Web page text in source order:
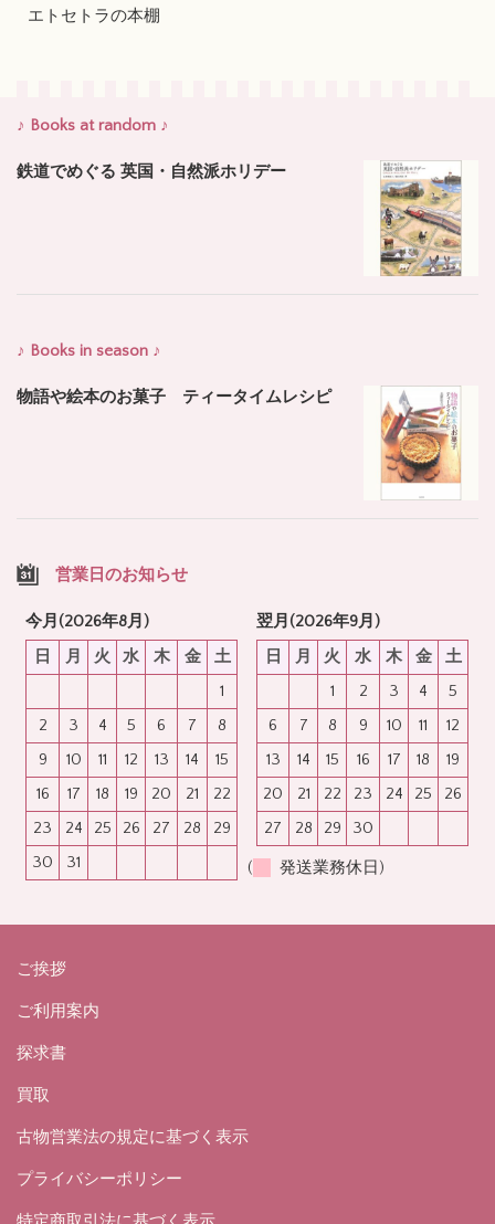
エトセトラの本棚
♪ Books at random ♪
鉄道でめぐる 英国・自然派ホリデー
♪ Books in season ♪
物語や絵本のお菓子 ティータイムレシピ
営業日のお知らせ
今月(2026年8月)
日
月 火 水 木 金
土
1
2
3 4 5 6 7
8
9
10 11 12 13 14
15
16
17 18 19 20 21
22
23
24 25 26 27 28
29
30
31
翌月(2026年9月)
日
月 火 水 木 金
土
1
2 3 4
5
6
7 8 9 10 11
12
13
14 15 16 17 18
19
20
21 22 23 24 25
26
27
28 29 30
( 発送業務休日)
ご挨拶
ご利用案内
探求書
買取
古物営業法の規定に基づく表示
プライバシーポリシー